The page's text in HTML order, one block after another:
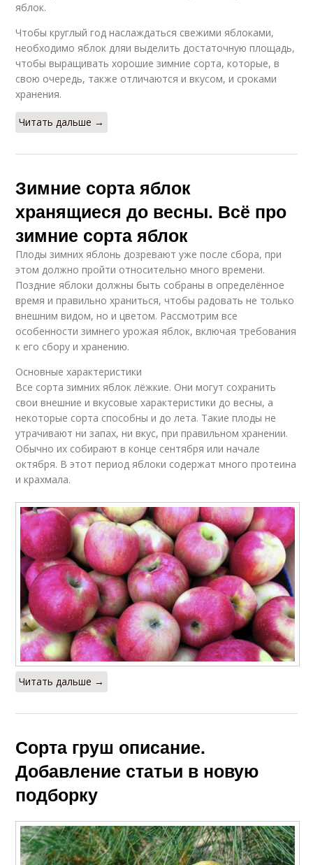
яблок.
Чтобы круглый год наслаждаться свежими яблоками,
необходимо яблок дляи выделить достаточную площадь,
чтобы выращивать хорошие зимние сорта, которые, в
свою очередь, также отличаются и вкусом, и сроками
хранения.
Читать дальше →
Зимние сорта яблок
хранящиеся до весны. Всё про
зимние сорта яблок
Плоды зимних яблонь дозревают уже после сбора, при
этом должно пройти относительно много времени.
Поздние яблоки должны быть собраны в определённое
время и правильно храниться, чтобы радовать не только
внешним видом, но и цветом. Рассмотрим все
особенности зимнего урожая яблок, включая требования
к его сбору и хранению.
Основные характеристики
Все сорта зимних яблок лёжкие. Они могут сохранить
свои внешние и вкусовые характеристики до весны, а
некоторые сорта способны и до лета. Такие плоды не
утрачивают ни запах, ни вкус, при правильном хранении.
Обычно их собирают в конце сентября или начале
октября. В этот период яблоки содержат много протеина
и крахмала.
Читать дальше →
Сорта груш описание.
Добавление статьи в новую
подборку